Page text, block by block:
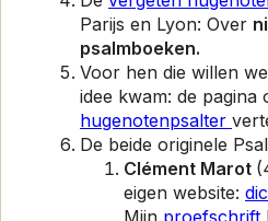
Parijs en Lyon: Over
psalmboeken.
Voor hen die willen
idee kwam: de pagina
hugenotenpsalter
De beide originele
Clément Marot
eigen website: